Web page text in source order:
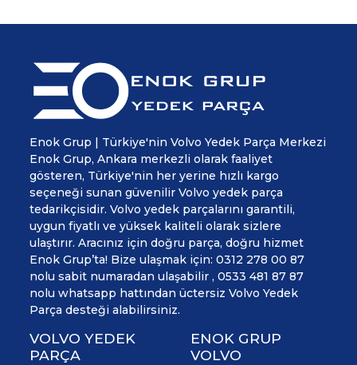
Enok Grup | Türkiye'nin Volvo Yedek Parça Merkezi
Enok Grup, Ankara merkezli olarak faaliyet
gösteren, Türkiye'nin her yerine hızlı kargo
seçeneği sunan güvenilir Volvo yedek parça
tedarikçisidir. Volvo yedek parçalarını garantili,
uygun fiyatlı ve yüksek kaliteli olarak sizlere
ulaştırır. Aracınız için doğru parça, doğru hizmet
Enok Grup’ta! Bize ulaşmak için: 0312 278 00 87
nolu sabit numaradan ulaşabilir , 0533 481 87 87
nolu whatsapp hattından üctersiz Volvo Yedek
Parça desteği alabilirsiniz.
VOLVO YEDEK
PARÇA
ENOK GRUP
VOLVO